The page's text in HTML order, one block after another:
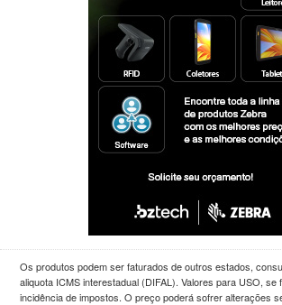
Os produtos podem ser faturados de outros estados,
aliquota ICMS interestadual (DIFAL). Valores para USO, se
incidência de impostos. O preço poderá sofrer alterações